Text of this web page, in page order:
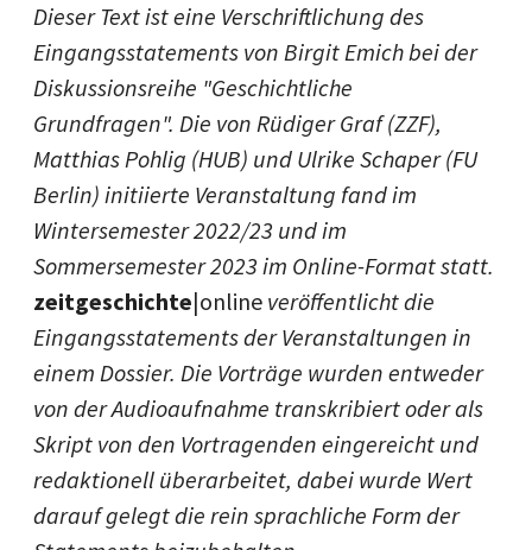
Dieser Text ist eine Verschriftlichung des
Eingangsstatements von Birgit Emich bei der
Diskussionsreihe "Geschichtliche
Grundfragen". Die von Rüdiger Graf (ZZF),
Matthias Pohlig (HUB) und Ulrike Schaper (FU
Berlin) initiierte Veranstaltung fand im
Wintersemester 2022/23 und im
Sommersemester 2023 im Online-Format statt.
zeitgeschichte|online veröffentlicht die
Eingangsstatements der Veranstaltungen in
einem Dossier. Die Vorträge wurden entweder
von der Audioaufnahme transkribiert oder als
Skript von den Vortragenden eingereicht und
redaktionell überarbeitet, dabei wurde Wert
darauf gelegt die rein sprachliche Form der